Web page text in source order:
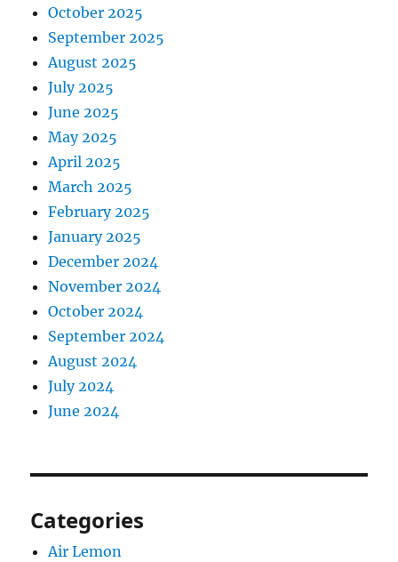
October 2025
September 2025
August 2025
July 2025
June 2025
May 2025
April 2025
March 2025
February 2025
January 2025
December 2024
November 2024
October 2024
September 2024
August 2024
July 2024
June 2024
Categories
Air Lemon